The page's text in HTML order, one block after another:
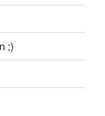
;)